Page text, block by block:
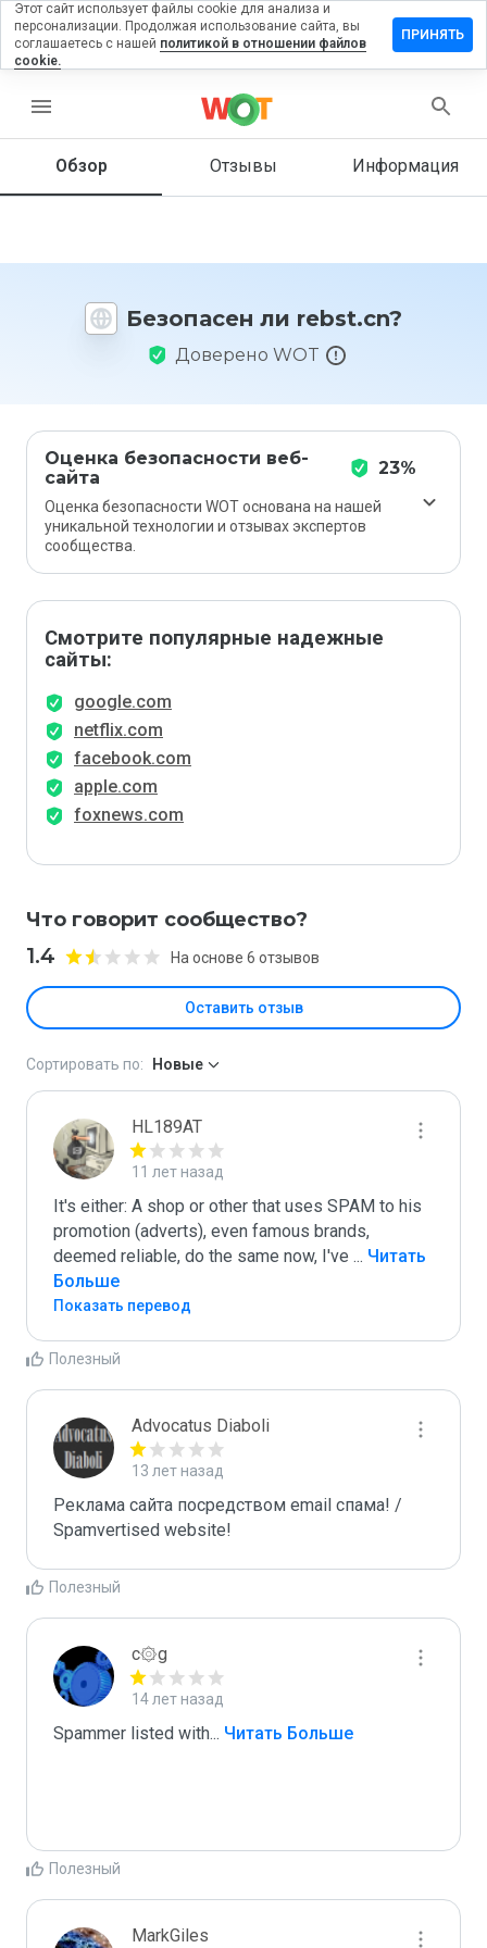
menu
Обзор Отзывы Информация
Безопасен ли rebst.cn?
Доверено WOT
Оценка безопасности веб-
сайта
23%
Оценка безопасности WOT основана на нашей
уникальной технологии и отзывах экспертов
сообщества.
Смотрите популярные надежные
сайты:
google.com
netflix.com
facebook.com
apple.com
foxnews.com
Что говорит сообщество?
1.4 На основе 6 отзывов
Оставить отзыв
на
Как бы
этот
Сортировать по: Новые
HL189AT
11 лет назад
It's either: A shop or other that uses SPAM to his
promotion (adverts), even famous brands,
deemed reliable, do the same now, I've ... Читать
Больше
Показать перевод
Полезный
Advocatus Diaboli
13 лет назад
Реклама сайта посредством email спама! /
Spamvertised website!
Полезный
c۞g
14 лет назад
Spammer listed with... Читать Больше
Полезный
MarkGiles
Этот сайт использует файлы cookie для анализа и
персонализации. Продолжая использование сайта, вы
соглашаетесь с нашей политикой в отношении файлов
cookie.
ПРИНЯТЬ